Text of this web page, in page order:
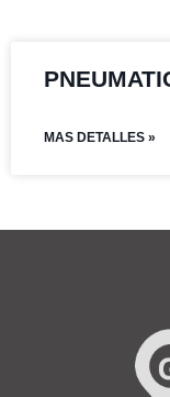
MAS DETALLES »